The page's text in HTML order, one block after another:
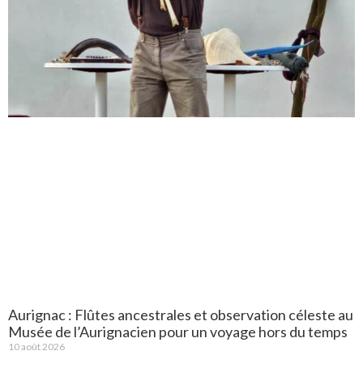
Aurignac : Flûtes ancestrales et observation céleste au
Musée de l’Aurignacien pour un voyage hors du temps
10 août 2026